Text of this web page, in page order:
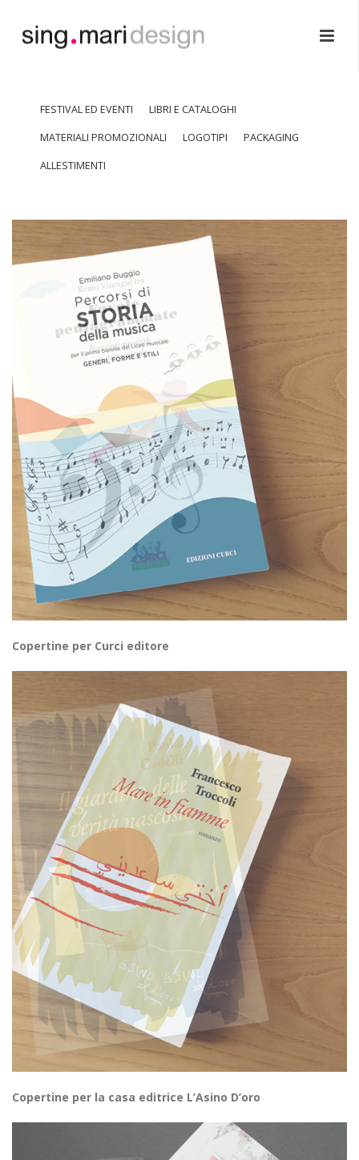
FESTIVAL ED EVENTI LIBRI E CATALOGHI
MATERIALI PROMOZIONALI LOGOTIPI PACKAGING
ALLESTIMENTI
Copertine per Curci editore
Copertine per la casa editrice L’Asino D’oro